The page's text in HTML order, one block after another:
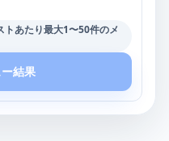
トあたり最大1〜50件のメ
結果